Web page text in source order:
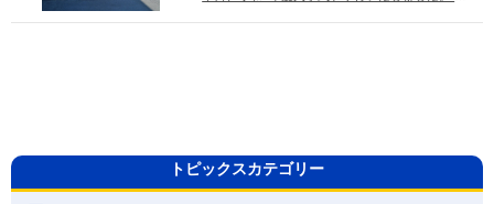
トピックスカテゴリー